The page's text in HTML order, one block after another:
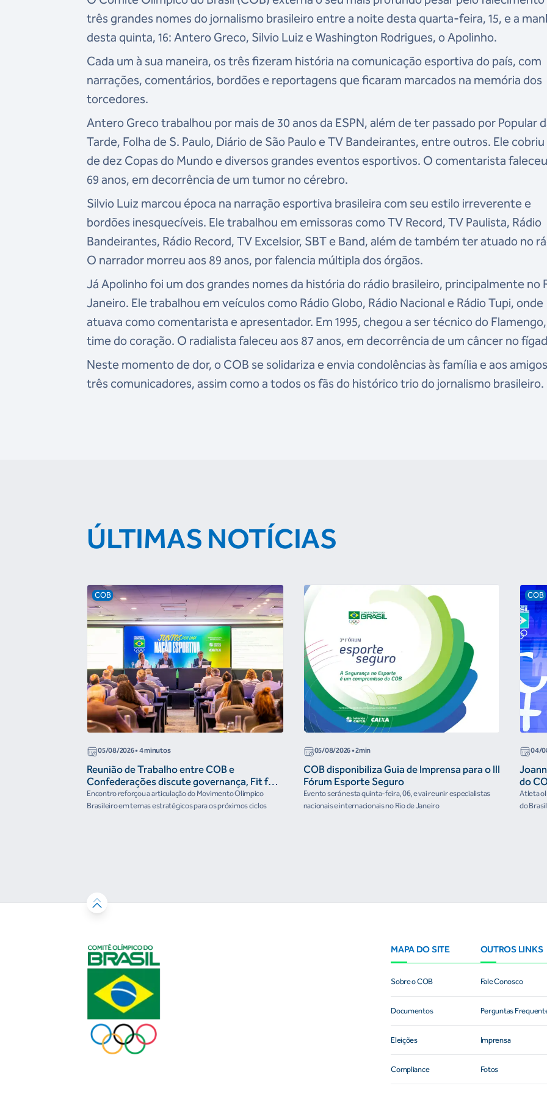
três grandes nomes do jornalismo brasileiro entre a noite desta quarta-feira, 15, e a
desta quinta, 16: Antero Greco, Silvio Luiz e Washington Rodrigues, o Apolinho.
Cada um à sua maneira, os três fizeram história na comunicação esportiva do país, com
narrações, comentários, bordões e reportagens que ficaram marcados na memória dos
torcedores.
Antero Greco trabalhou por mais de 30 anos da ESPN, além de ter passado por Popular
Tarde, Folha de S. Paulo, Diário de São Paulo e TV Bandeirantes, entre outros. Ele cobriu
de dez Copas do Mundo e diversos grandes eventos esportivos. O comentarista
69 anos, em decorrência de um tumor no cérebro.
Silvio Luiz marcou época na narração esportiva brasileira com seu estilo irreverente e
bordões inesquecíveis. Ele trabalhou em emissoras como TV Record, TV Paulista, Rádio
Bandeirantes, Rádio Record, TV Excelsior, SBT e Band, além de também ter atuado no
O narrador morreu aos 89 anos, por falencia múltipla dos órgãos.
Já Apolinho foi um dos grandes nomes da história do rádio brasileiro, principalmente no
Janeiro. Ele trabalhou em veículos como Rádio Globo, Rádio Nacional e Rádio Tupi, onde
atuava como comentarista e apresentador. Em 1995, chegou a ser técnico do
time do coração. O radialista faleceu aos 87 anos, em decorrência de um câncer no
Neste momento de dor, o COB se solidariza e envia condolências às família e aos
três comunicadores, assim como a todos os fãs do histórico trio do jornalismo brasileiro.
ÚLTIMAS NOTÍCIAS
COB
05/08/2026• 4 minutos
Reunião de Trabalho entre COB e
Confederações discute governança, Fit for
the Future e presença do Brasil em
organismos internacionais
Encontro reforçou a articulação do Movimento Olímpico
Brasileiro em temas estratégicos para os próximos ciclos
05/08/2026• 2min
COB disponibiliza Guia de Imprensa para o III
Fórum Esporte Seguro
Evento será nesta quinta-feira, 06, e vai reunir especialistas
nacionais e internacionais no Rio de Janeiro
COB
04/
do
Atleta
do
MAPA DO SITE
Sobre o COB
Documentos
Eleições
Compliance
OUTROS LINKS
Fale Conosco
Perguntas
Imprensa
Fotos